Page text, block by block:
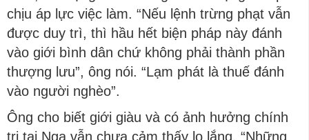
chịu áp lực việc làm. “Nếu lệnh trừng phạt vẫn
được duy trì, thì hầu hết biện pháp này đánh
vào giới bình dân chứ không phải thành phần
thượng lưu”, ông nói. “Lạm phát là thuế đánh
vào người nghèo”.
Ông cho biết giới giàu và có ảnh hưởng chính
trị tại Nga vẫn chưa cảm thấy lo lắng. “Những